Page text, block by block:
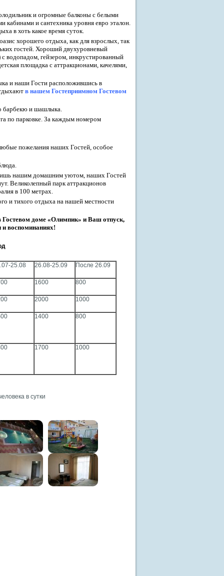
и огромные балконы с белыми
и сантехника уровня евро эталон.
в хоть какое время суток.
хорошего отдыха, как для взрослых, так
гостей. Хороший двухуровневый
водопадом, гейзером, инкрустированный
площадка с аттракционами, качелями,
и наши Гости расположившись в
в нашем Гостеприимном Гостевом
барбекю и шашлыка.
по парковке. За каждым номером
пожелания наших Гостей, особое
нашим домашним уютом, наших Гостей
Великолепный парк аттракционов
в 100 метрах.
и тихого отдыха на нашей местности
Гостевом доме «Олимпик» и Ваш отпуск,
и воспоминаниях!
25.08 26.08-25.09 После 26.09
1600 800
2000 1000
1400 800
1700 1000
в сутки